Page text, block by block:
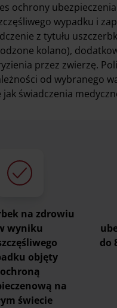
ochrony
wypadku i
z tytułu
kolano),
przez zwierzę.
od wybranego
jak świadczenia
na zdrowiu
wyniku
objęty
ochroną
na
świecie
do